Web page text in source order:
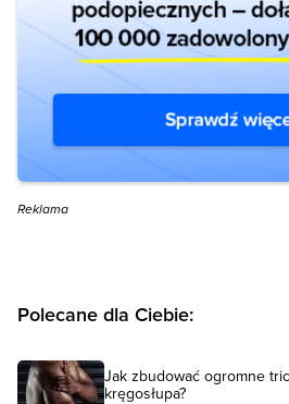
Reklama
Polecane dla Ciebie:
Jak zbudować ogromne
kręgosłupa?